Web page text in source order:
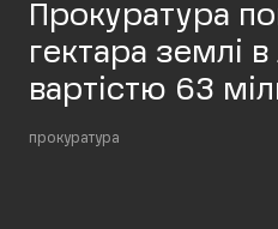
Прокуратура
гектара землі в
вартістю 63
прокуратура